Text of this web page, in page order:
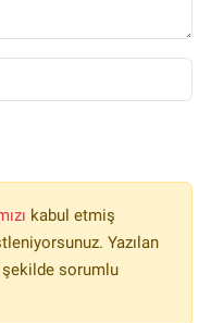
kabul etmiş
Yazılan
sorumlu